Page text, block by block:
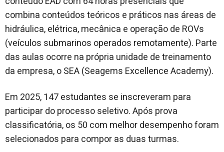
combina conteúdos teóricos e práticos nas áreas de
hidráulica, elétrica, mecânica e operação de ROVs
(veículos submarinos operados remotamente). Parte
das aulas ocorre na própria unidade de treinamento
da empresa, o SEA (Seagems Excellence Academy).
Em 2025, 147 estudantes se inscreveram para
participar do processo seletivo. Após prova
classificatória, os 50 com melhor desempenho foram
selecionados para compor as duas turmas.